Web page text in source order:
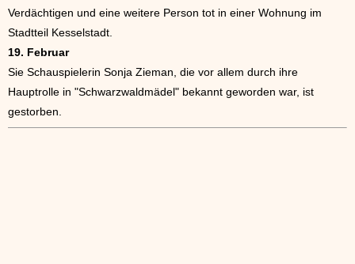
Verdächtigen und eine weitere Person tot in einer Wohnung im
Stadtteil Kesselstadt.
19. Februar
Sie Schauspielerin Sonja Zieman, die vor allem durch ihre
Hauptrolle in "Schwarzwaldmädel" bekannt geworden war, ist
gestorben.